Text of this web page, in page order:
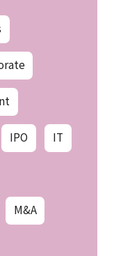
IPO IT
M&A